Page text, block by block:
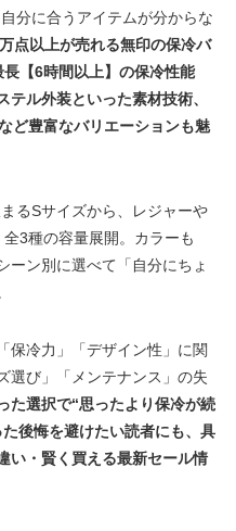
分に合うアイテムが分からな
点以上が売れる無印の保冷バ
【6時間以上】の保冷性能
ル外装といった素材技術、
ど豊富なバリエーションも魅
るSサイズから、レジャーや
3種の容量展開。カラーも
ーン別に選べて「自分にちょ
保冷力」「デザイン性」に関
選び」「メンテナンス」の失
た選択で“思ったより保冷が続
後悔を避けたい読者にも、具
い・賢く買える最新セール情